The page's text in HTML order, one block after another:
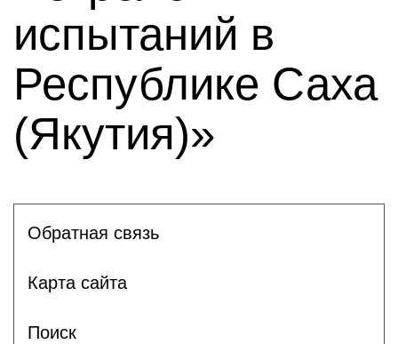
испытаний в
Республике Саха
(Якутия)»
Обратная связь
Карта сайта
Поиск